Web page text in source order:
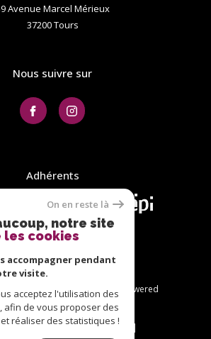
Avenue Marcel Mérieux
37200 tours
Nous suivre sur
Adhérents
droits réservés | Traduction powered
by Google |
du site
Nos honoraires
légales
Admin
Nos liens
On en reste là
notre site
les cookies
accompagner pendant
visite.
acceptez l'utilisation des
afin de vous proposer des
réaliser des statistiques !